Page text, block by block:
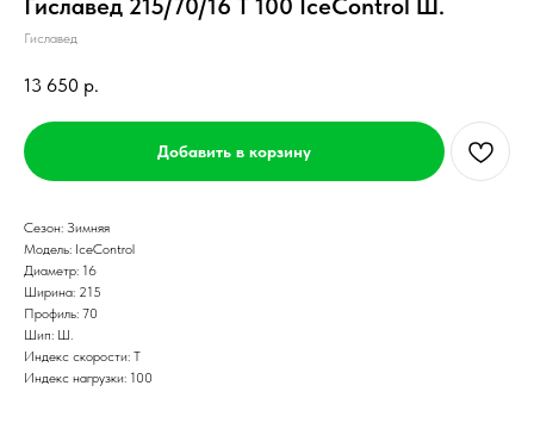
Гиславед 215/70/16 T 100 IceControl Ш.
Гиславед
13 650 р.
Добавить в корзину
Сезон: Зимняя
Модель: IceControl
Диаметр: 16
Ширина: 215
Профиль: 70
Шип: Ш.
Индекс скорости: T
Индекс нагрузки: 100